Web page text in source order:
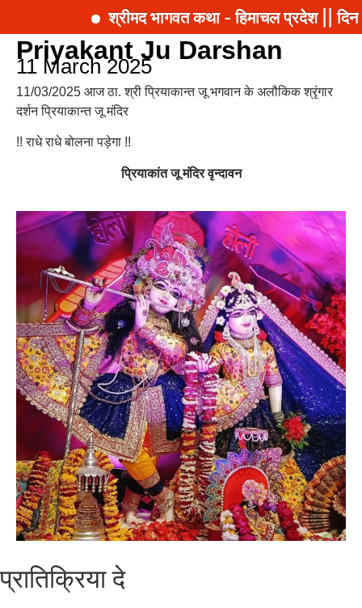
श्रीमद भागवत कथा - हिमाचल प्रदेश ||
Priyakant Ju Darshan
11 March 2025
11/03/2025 आज ठा. श्री प्रियाकान्त जू भगवान के अलौकिक श्रृंगार
दर्शन प्रियाकान्त जू मंदिर
!! राधे राधे बोलना पड़ेगा !!
प्रियाकांत जू मंदिर वृन्दावन
प्रातिक्रिया दे